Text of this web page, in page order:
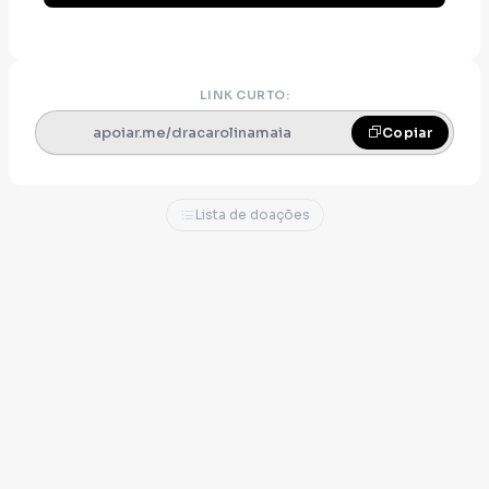
LINK CURTO:
apoiar.me/dracarolinamaia Copiar
Lista de doações